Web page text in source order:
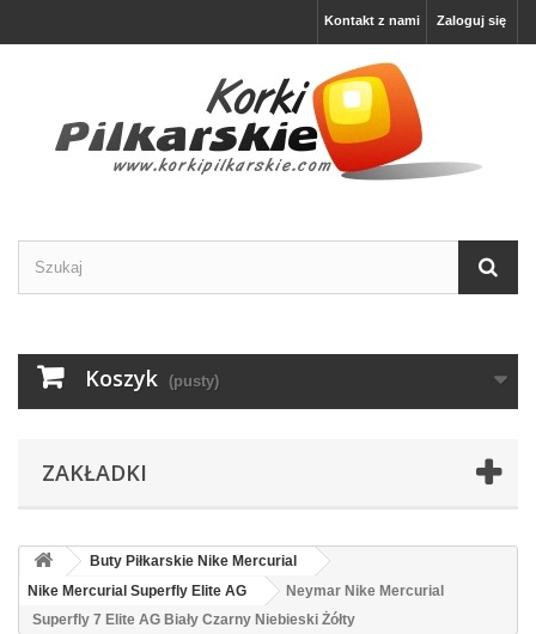
Zaloguj się
Kontakt z nami
Koszyk (pusty)
ZAKŁADKI
Buty Piłkarskie Nike Mercurial
Nike Mercurial Superfly Elite AG
Neymar Nike Mercurial
Superfly 7 Elite AG Biały Czarny Niebieski Żółty